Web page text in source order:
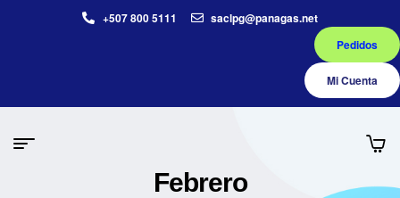
+507 800 5111
saclpg@panagas.net
Pedidos
Mi Cuenta
Febrero